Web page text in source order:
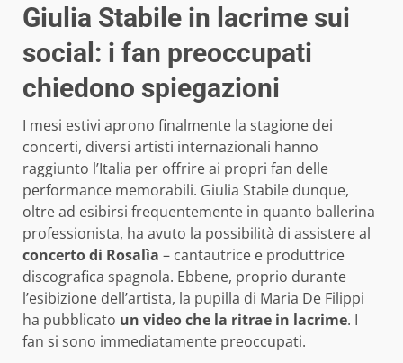
Giulia Stabile in lacrime sui
social: i fan preoccupati
chiedono spiegazioni
I mesi estivi aprono finalmente la stagione dei
concerti, diversi artisti internazionali hanno
raggiunto l’Italia per offrire ai propri fan delle
performance memorabili. Giulia Stabile dunque,
oltre ad esibirsi frequentemente in quanto ballerina
professionista, ha avuto la possibilità di assistere al
concerto di Rosalìa – cantautrice e produttrice
discografica spagnola. Ebbene, proprio durante
l’esibizione dell’artista, la pupilla di Maria De Filippi
ha pubblicato un video che la ritrae in lacrime. I
fan si sono immediatamente preoccupati.